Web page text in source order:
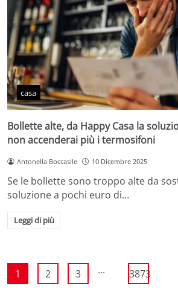
casa
Bollette alte, da Happy Casa la
non accenderai più i termosifoni
Antonella Boccasile 10 Dicembre 2025
Se le bollette sono troppo alte da
soluzione a pochi euro di…
Leggi di più
1 2 3 ... 3873